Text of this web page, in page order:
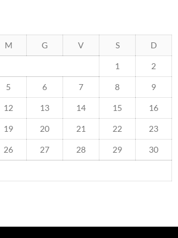
M G V S D
1 2
5 6 7 8 9
12 13 14 15 16
19 20 21 22 23
26 27 28 29 30